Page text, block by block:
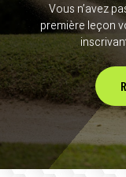
Vous n’avez
première leçon